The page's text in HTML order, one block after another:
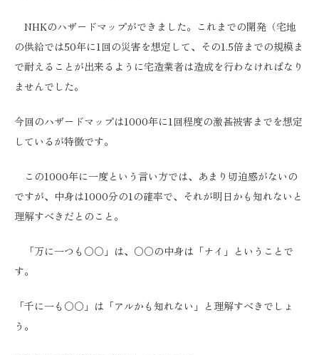
NHKのハザードマップができました。これまでの開発（宅地
の供給では50年に1回の災害を想定して、その1.5倍までの規模ま
で耐えることが出来るように宅造業者は造成を行わなければなり
ませんでした。
今回のハザードマップは1000年に1回程度の激甚被害までを想定
しているが特徴です。
この1000年に一度という言い方では、あまり切迫感がないの
ですが、中身は1000分の1の確率で、それが明日かも知れないと
理解すべきだとのこと。
「万に一つも〇〇」は、〇〇の中身は「ナイ」ということで
す。
「千に一も〇〇」は「アルかも知れない」と理解すべきでしょ
う。